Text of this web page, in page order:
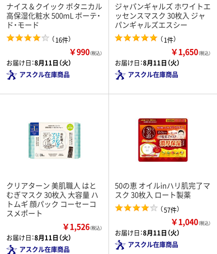
ナイス＆クイック ボタニカル
高保湿化粧水 500mL ボーテ・
ド・モード
（16件）
￥990（税込）
お届け日：8月11日（火）
アスクル在庫商品
ジャパンギャルズ ホワイトエ
ッセンスマスク 30枚入 ジャ
パンギャルズエスシー
（1件）
￥1,650（税込）
お届け日：8月11日（火）
アスクル在庫商品
クリアターン 美肌職人 はと
むぎマスク 30枚入 大容量 ハ
トムギ 顔パック コーセーコ
スメポート
￥1,526（税込）
お届け日：8月11日（火）
アスクル在庫商品
50の恵 オイルinハリ肌完了マ
スク 30枚入 ロート製薬
（57件）
￥1,040（税込）
お届け日：8月11日（火）
アスクル在庫商品